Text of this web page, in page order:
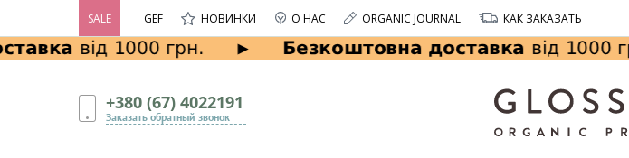
SALE GEF НОВИНКИ О НАС ORGANIC JOURNAL КАК ЗАКАЗАТЬ
+380 (67) 4022191
Заказать обратный звонок